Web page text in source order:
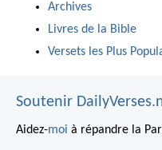
Archives
Livres de la Bible
Versets les Plus
Soutenir
Aidez-moi à répandre la